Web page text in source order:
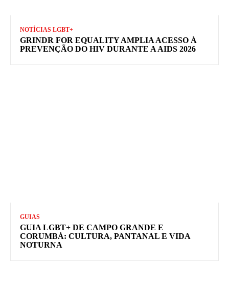
NOTÍCIAS LGBT+
GRINDR FOR EQUALITY AMPLIA ACESSO À
PREVENÇÃO DO HIV DURANTE A AIDS 2026
GUIAS
GUIA LGBT+ DE CAMPO GRANDE E
CORUMBÁ: CULTURA, PANTANAL E VIDA
NOTURNA